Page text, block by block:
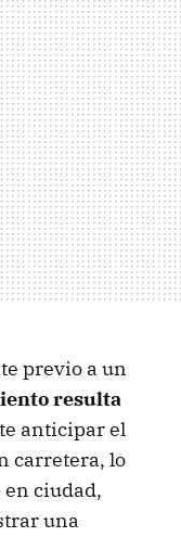
previo a un
resulta
anticipar el
carretera, lo
en ciudad,
una